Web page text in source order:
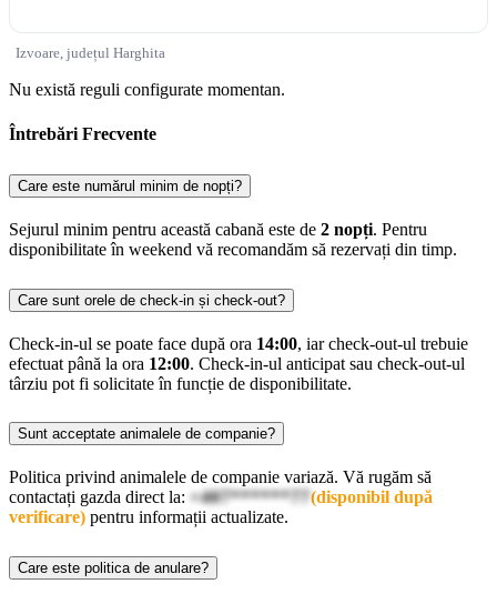
Izvoare, județul Harghita
Nu există reguli configurate momentan.
Întrebări Frecvente
Care este numărul minim de nopți?
Sejurul minim pentru această cabană este de 2 nopți. Pentru
disponibilitate în weekend vă recomandăm să rezervați din timp.
Care sunt orele de check-in și check-out?
Check-in-ul se poate face după ora 14:00, iar check-out-ul trebuie
efectuat până la ora 12:00. Check-in-ul anticipat sau check-out-ul
târziu pot fi solicitate în funcție de disponibilitate.
Sunt acceptate animalele de companie?
Politica privind animalele de companie variază. Vă rugăm să
contactați gazda direct la: +407******77(disponibil după
verificare) pentru informații actualizate.
Care este politica de anulare?